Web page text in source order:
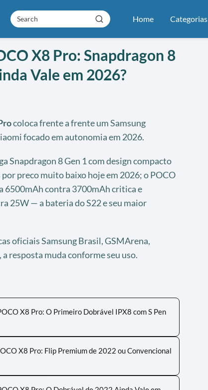
Home Categorias
X8 Pro: Snapdragon 8
Vale em 2026?
coloca frente a frente um Samsung
focado em autonomia em 2026.
Snapdragon 8 Gen 1 com design compacto
preco muito baixo hoje em 2026; o POCO
6500mAh contra 3700mAh critica e
25W — a bateria do S22 e seu maior
oficiais Samsung Brasil, GSMArena,
resposta muda conforme seu uso.
X8 Pro: O Primeiro Dobrável IPX8 com S Pen
X8 Pro: Flip Premium de 2022 ou Convencional